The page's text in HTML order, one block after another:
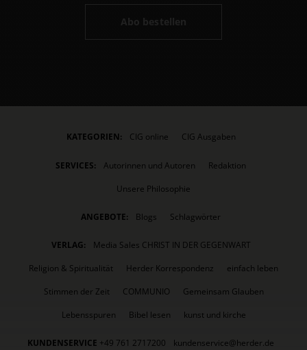
Abo bestellen
KATEGORIEN: CIG online CIG Ausgaben
SERVICES: Autorinnen und Autoren
Redaktion
Unsere Philosophie
ANGEBOTE: Blogs Schlagwörter
VERLAG:
Media Sales CHRIST IN DER GEGENWART
Religion & Spiritualität
Herder Korrespondenz
einfach leben
Stimmen der Zeit
COMMUNIO
Gemeinsam Glauben
Lebensspuren
Bibel lesen kunst und kirche
KUNDENSERVICE +49 761 2717200
kundenservice@herder.de